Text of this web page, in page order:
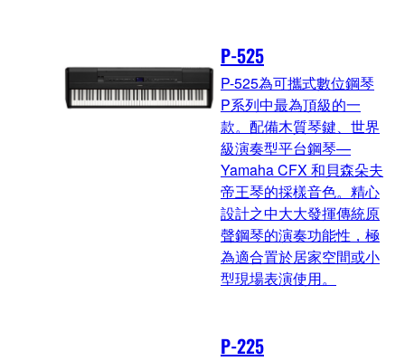
P-525
P-525為可攜式數位鋼琴
P系列中最為頂級的一
款。配備木質琴鍵、世界
級演奏型平台鋼琴—
Yamaha CFX 和貝森朵夫
帝王琴的採樣音色。精心
設計之中大大發揮傳統原
聲鋼琴的演奏功能性，極
為適合置於居家空間或小
型現場表演使用。
P-225